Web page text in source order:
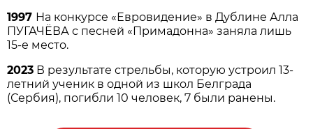
1997 На конкурсе «Евровидение» в Дублине Алла
ПУГАЧЁВА с песней «Примадонна» заняла лишь
15-е место.
2023 В результате стрельбы, которую устроил 13-
летний ученик в одной из школ Белграда
(Сербия), погибли 10 человек, 7 были ранены.